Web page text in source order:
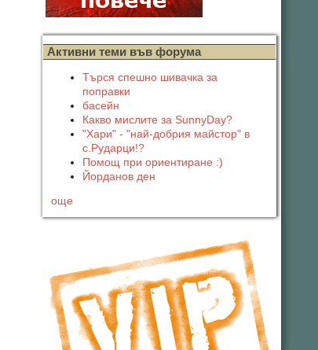
Активни теми във форума
Търся спешно шивачка за
поправки
басейн
Какво мислите за SunnyDay?
"Хари" - "най-добрия майстор" в
с.Рударци!?
Помощ при ориентиране :)
Йорданов ден
още